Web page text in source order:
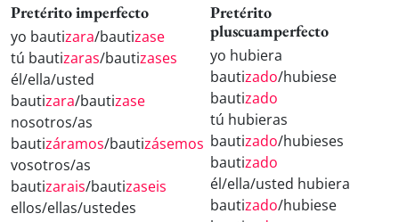
Pretérito imperfecto
yo bautizara/bautizase
tú bautizaras/bautizases
él/ella/usted
bautizara/bautizase
nosotros/as
bautizáramos/bautizásemos
vosotros/as
bautizarais/bautizaseis
ellos/ellas/ustedes
Pretérito
pluscuamperfecto
yo hubiera
bautizado/hubiese
bautizado
tú hubieras
bautizado/hubieses
bautizado
él/ella/usted hubiera
bautizado/hubiese